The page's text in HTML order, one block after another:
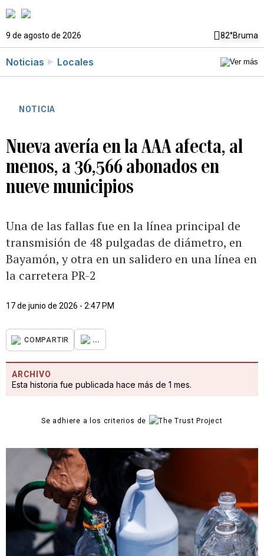
9 de agosto de 2026 82°Bruma
Noticias Locales
NOTICIA
Nueva avería en la AAA afecta, al
menos, a 36,566 abonados en
nueve municipios
Una de las fallas fue en la línea principal de
transmisión de 48 pulgadas de diámetro, en
Bayamón, y otra en un salidero en una línea en
la carretera PR-2
17 de junio de 2026 - 2:47 PM
COMPARTIR ...
ARCHIVO
Esta historia fue publicada hace más de 1 mes.
Se adhiere a los criterios de